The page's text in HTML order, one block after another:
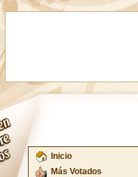
Inicio
Más Votados